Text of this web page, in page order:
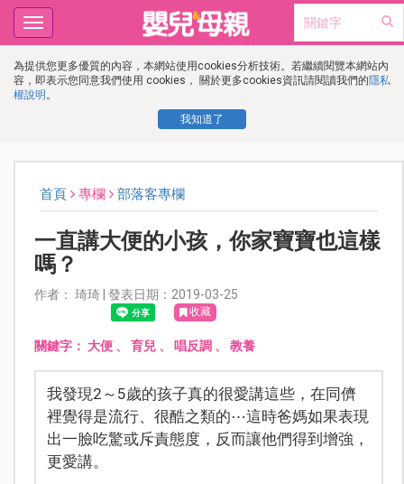
為提供您更多優質的內容，本網站使用cookies分析技術。若繼續閱覽本網站內
容，即表示您同意我們使用 cookies， 關於更多cookies資訊請閱讀我們的隱私
權說明 。
我知道了
Toggle
navigation
首頁 專欄 部落客專欄
一直講大便的小孩，你家寶寶也這樣
嗎？
作者： 琦琦 | 發表日期：2019-03-25
收藏
關鍵字： 大便、 育兒、 唱反調 、 教養
我發現2～5歲的孩子真的很愛講這些，在同儕
裡覺得是流行、很酷之類的⋯這時爸媽如果表現
出一臉吃驚或斥責態度，反而讓他們得到增強，
更愛講。